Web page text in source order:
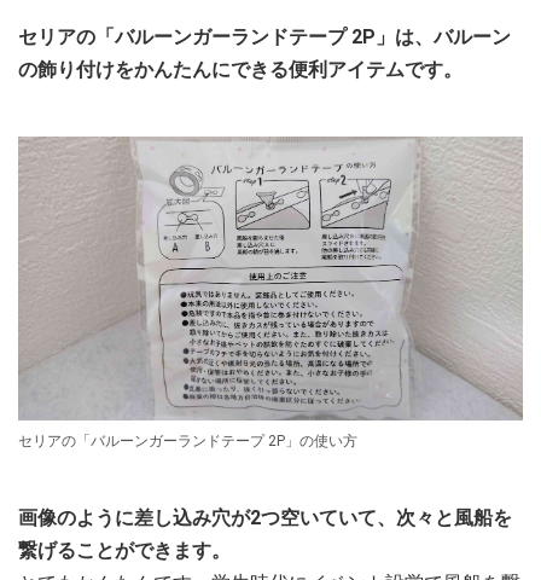
セリアの「バルーンガーランドテープ 2P」は、バルーン
の飾り付けをかんたんにできる便利アイテムです。
セリアの「バルーンガーランドテープ 2P」の使い方
画像のように差し込み穴が2つ空いていて、次々と風船を
繋げることができます。